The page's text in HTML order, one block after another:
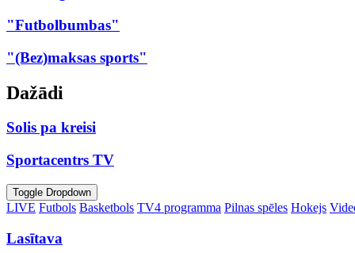
"Futbolbumbas"
"(Bez)maksas sports"
Dažādi
Solis pa kreisi
Sportacentrs TV
Toggle Dropdown
LIVE Futbols Basketbols TV4 programma Pilnas spēles Hokejs
Lasītava